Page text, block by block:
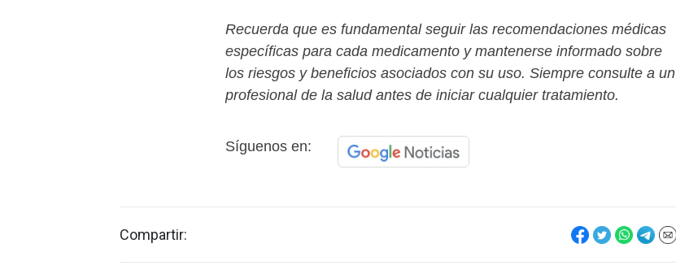
Recuerda que es fundamental seguir las recomendaciones médicas
específicas para cada medicamento y mantenerse informado sobre
los riesgos y beneficios asociados con su uso. Siempre consulte a un
profesional de la salud antes de iniciar cualquier tratamiento.
Síguenos en:
Compartir: